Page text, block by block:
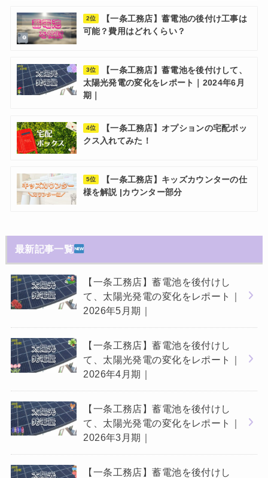
2位
【一条工務店】蓄電池の後付け工事は
可能？費用はどれくらい？
3位
【一条工務店】蓄電池を後付けして、
太陽光発電の変化をレポート｜2024年6月
期｜
4位
【一条工務店】オプションの宅配ボッ
クス入れてみた！
5位
【一条工務店】キッズカウンターの仕
様を解説 |カウンター部分
最新記事一覧
【一条工務店】蓄電池を後付けし
て、太陽光発電の変化をレポート｜
2026年5月期｜
【一条工務店】蓄電池を後付けし
て、太陽光発電の変化をレポート｜
2026年4月期｜
【一条工務店】蓄電池を後付けし
て、太陽光発電の変化をレポート｜
2026年3月期｜
【一条工務店】蓄電池を後付けし